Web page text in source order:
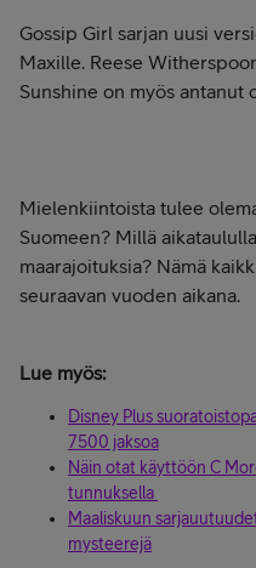
Gossip Girl sarjan uusi
Maxille. Reese
Sunshine on myös antanut
Mielenkiintoista tulee
Suomeen? Millä
maarajoituksia? Nämä
seuraavan vuoden aikana.
Lue myös:
Disney Plus
7500 jaksoa
Näin otat käyttöön C
tunnuksella
Maaliskuun
mysteerejä